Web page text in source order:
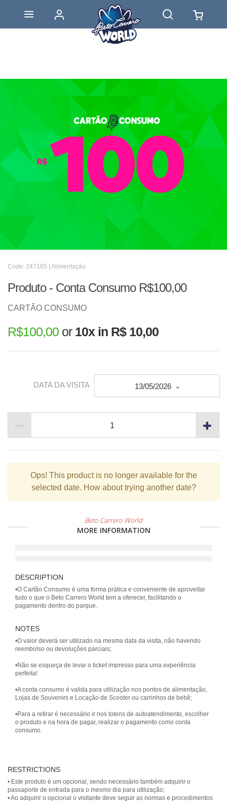
Code: 247165 | Alimentação
Produto - Conta Consumo R$100,00
CARTÃO CONSUMO
R$100,00 or 10x in R$ 10,00
DATA DA VISITA 13/05/2026
Ops! This product is no longer available for the
selected date. How about trying another date?
Beto Carrero World
MORE INFORMATION
DESCRIPTION
•O Cartão Consumo é uma forma prática e conveniente de aproveitar
tudo o que o Beto Carrero World tem a oferecer, facilitando o
pagamento dentro do parque.
NOTES
•O valor deverá ser utilizado na mesma data da visita, não havendo
reembolso ou devoluções parciais;
•Não se esqueça de levar o ticket impresso para uma experiência
perfeita!
•A conta consumo é valida para utilização nos pontos de alimentação,
Lojas de Souvenirs e Locação de Scooter ou carrinhos de bebê;
•Para a retirar é necessário ir nos totens de autoatendimento, escolher
o produto e na hora de pagar, realizar o pagamento como conta
consumo.
RESTRICTIONS
• Este produto é um opcional, sendo necessário também adquirir o
passaporte de entrada para o mesmo dia para utilização;
• Ao adquirir o opcional o visitante deve seguir as normas e procedimentos